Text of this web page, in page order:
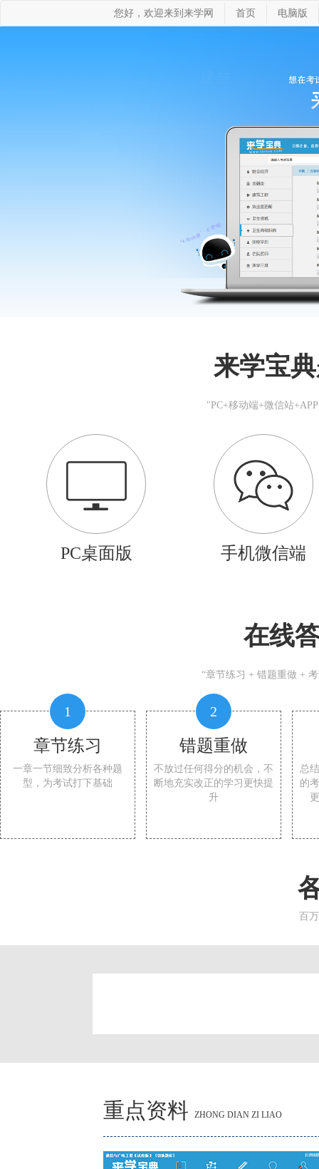
您好，欢迎来到来学网 首页 电脑版
来学宝
"PC+移动端+微信站
PC桌面版 手机微信端
在线
“章节练习 + 错题重做 +
1
章节练习
一章一节细致分析各种题
型，为考试打下基础
2
错题重做
不放过任何得分的机会，不
断地充实改正的学习更快提
升
总
的
百
重点资料 ZHONG DIAN ZI LIAO